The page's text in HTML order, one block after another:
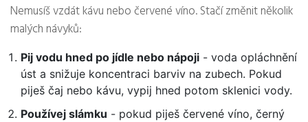
Nemusíš vzdát kávu nebo červené víno. Stačí změnit několik
malých návyků:
Pij vodu hned po jídle nebo nápoji - voda opláchnění
úst a snižuje koncentraci barviv na zubech. Pokud
piješ čaj nebo kávu, vypij hned potom sklenici vody.
Používej slámku - pokud piješ červené víno, černý